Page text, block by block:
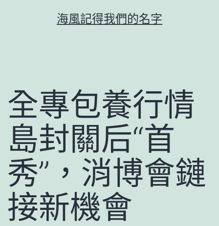
海風記得我們的名字
全專包養行情
島封關后“首
秀”，消博會鏈
接新機會